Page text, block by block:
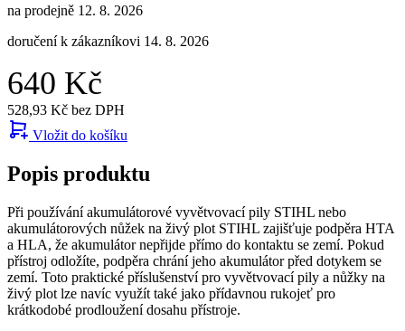
na prodejně 12. 8. 2026
doručení k zákazníkovi 14. 8. 2026
640 Kč
528,93 Kč bez DPH
Vložit do košíku
Popis produktu
Při používání akumulátorové vyvětvovací pily STIHL nebo
akumulátorových nůžek na živý plot STIHL zajišťuje podpěra HTA
a HLA, že akumulátor nepřijde přímo do kontaktu se zemí. Pokud
přístroj odložíte, podpěra chrání jeho akumulátor před dotykem se
zemí. Toto praktické příslušenství pro vyvětvovací pily a nůžky na
živý plot lze navíc využít také jako přídavnou rukojeť pro
krátkodobé prodloužení dosahu přístroje.